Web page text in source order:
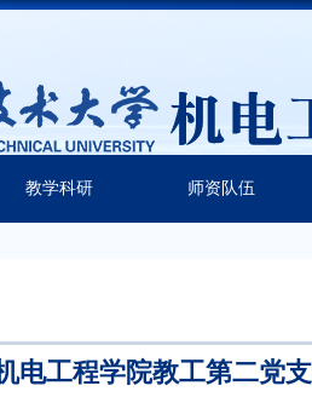
教学科研 师资队伍
电工程学院教工第二党